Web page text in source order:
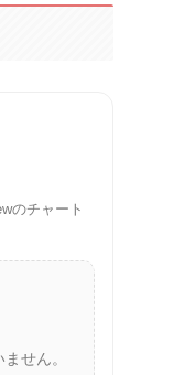
のチャート
せん。